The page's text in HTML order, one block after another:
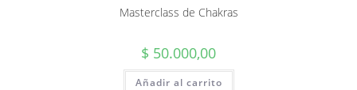
Masterclass de Chakras
$ 50.000,00
Añadir al carrito